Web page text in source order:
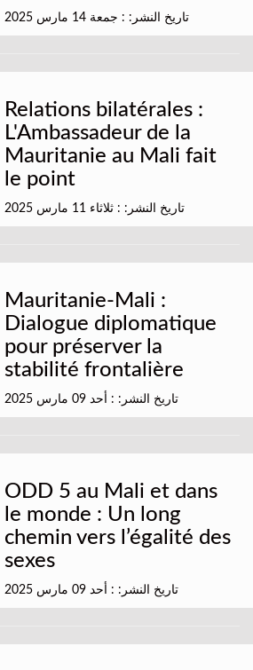
تاريخ النشر: : جمعة 14 مارس 2025
Relations bilatérales :
L'Ambassadeur de la
Mauritanie au Mali fait
le point
تاريخ النشر: : ثلاثاء 11 مارس 2025
Mauritanie-Mali :
Dialogue diplomatique
pour préserver la
stabilité frontalière
تاريخ النشر: : أحد 09 مارس 2025
ODD 5 au Mali et dans
le monde : Un long
chemin vers l’égalité des
sexes
تاريخ النشر: : أحد 09 مارس 2025